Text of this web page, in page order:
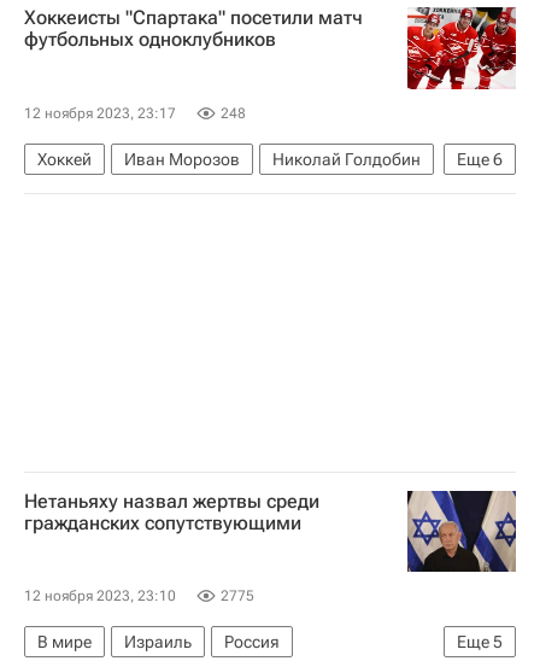
Рособоронэкспорт
Су-35
Хоккеисты "Спартака" посетили матч
футбольных одноклубников
12 ноября 2023, 23:17 248
Еще6
Хоккей Иван Морозов
Николай Голдобин
Дмитрий Вишневский
ХК Спартак (Москва)
Нетаньяху назвал жертвы среди
гражданских сопутствующими
12 ноября 2023, 23:10 2775
Еще5
В мире Израиль
Россия